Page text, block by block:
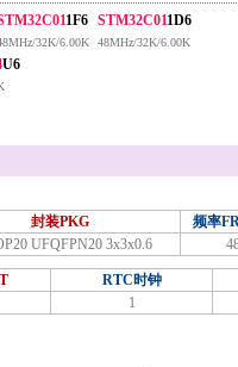
1F6
32K/6.00K
STM32C011D6
48MHz/32K/6.00K
U6
封装PKG
频率
UFQFPN20 3x3x0.6
RTC时钟
1